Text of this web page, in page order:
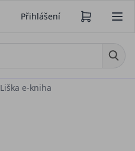
Přihlášení
Liška e-kniha